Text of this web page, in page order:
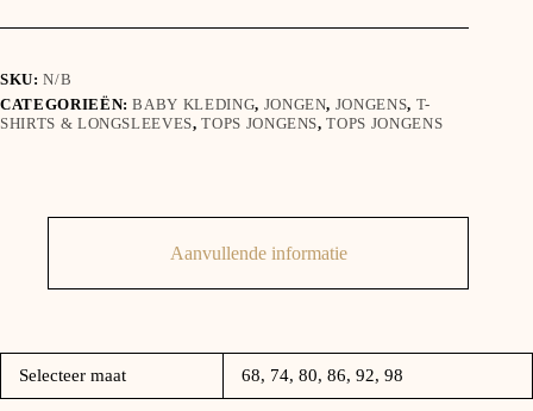
SKU:N/B
CATEGORIEËN:BABY KLEDING, JONGEN, JONGENS, T-
SHIRTS & LONGSLEEVES,TOPS JONGENS,TOPS JONGENS
Aanvullende informatie
Selecteer maat 68, 74, 80, 86, 92, 98